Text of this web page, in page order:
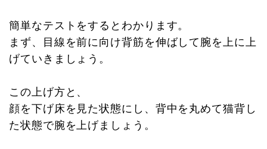
簡単なテストをするとわかります。
まず、目線を前に向け背筋を伸ばして腕を上に上
げていきましょう。
この上げ方と、
顔を下げ床を見た状態にし、背中を丸めて猫背し
た状態で腕を上げましょう。